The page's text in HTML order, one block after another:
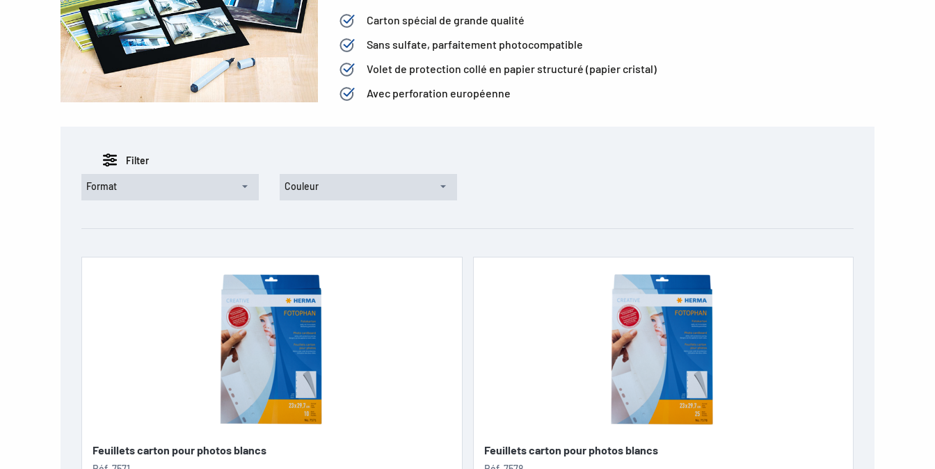
Carton spécial de grande qualité
Sans sulfate, parfaitement photocompatible
Volet de protection collé en papier structuré (papier cristal)
Avec perforation européenne
Filter
Format Couleur
Feuillets carton pour photos blancs Feuillets carton pour photos blancs